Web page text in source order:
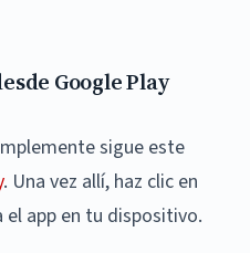
Google Play
sigue este
. Una vez allí, haz clic en
app en tu dispositivo.